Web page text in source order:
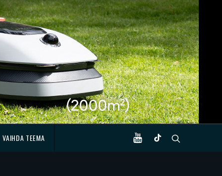
VAIHDA TEEMA